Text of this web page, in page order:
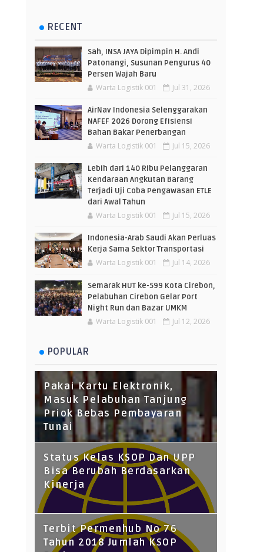
RECENT
Sah, INSA JAYA Dipimpin H. Andi
Patonangi, Susunan Pengurus 40
Persen Wajah Baru
Warta Logistik 001 Jul 31, 2026
AirNav Indonesia Selenggarakan
NAFEF 2026 Dorong Efisiensi
Bahan Bakar Penerbangan
Warta Logistik 001 Jul 15, 2026
Lebih dari 140 Ribu Pelanggaran
Kendaraan Angkutan Barang
Terjadi Uji Coba Pengawasan ETLE
dari Awal Tahun
Warta Logistik 001 Jul 15, 2026
Indonesia-Arab Saudi Akan Perluas
Kerja Sama Sektor Transportasi
Warta Logistik 001 Jul 14, 2026
Semarak HUT ke-599 Kota Cirebon,
Pelabuhan Cirebon Gelar Port
Night Run dan Bazar UMKM
Warta Logistik 001 Jul 12, 2026
POPULAR
Pakai Kartu Elektronik,
Masuk Pelabuhan Tanjung
Priok Bebas Pembayaran
Tunai
Status Kelas KSOP Dan UPP
Bisa Berubah Berdasarkan
Kinerja
Terbit Permenhub No 76
Tahun 2018 Jumlah KSOP